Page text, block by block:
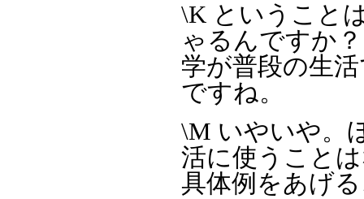
\K ということ
ゃるんですか
学が普段の生
ですね。
\M いやいや。
活に使うこと
具体例をあげ